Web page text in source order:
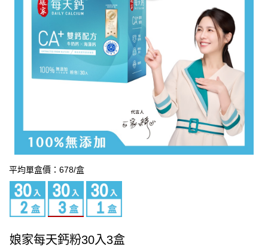
平均單盒價：678/盒
娘家每天鈣粉30入3盒